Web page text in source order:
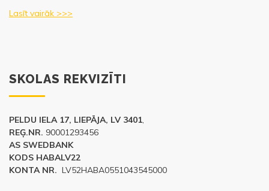
Lasīt vairāk >>>
SKOLAS REKVIZĪTI
PELDU IELA 17, LIEPĀJA, LV 3401,
REĢ.NR. 90001293456
AS SWEDBANK
KODS HABALV22
KONTA NR. LV52HABA0551043545000